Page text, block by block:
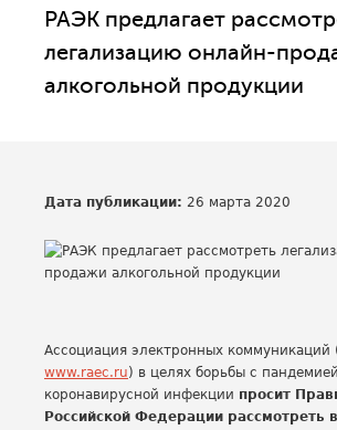
РАЭК предлагает
легализацию онлайн-
алкогольной продукции
Дата публикации: 26 марта 2020
Ассоциация электронных коммуникаций
www.raec.ru) в целях борьбы с пандемией
коронавирусной инфекции просит
Российской Федерации рассмотреть